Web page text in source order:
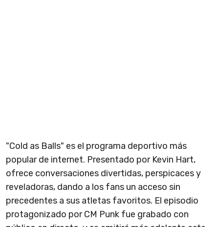
"Cold as Balls" es el programa deportivo más
popular de internet. Presentado por Kevin Hart,
ofrece conversaciones divertidas, perspicaces y
reveladoras, dando a los fans un acceso sin
precedentes a sus atletas favoritos. El episodio
protagonizado por CM Punk fue grabado con